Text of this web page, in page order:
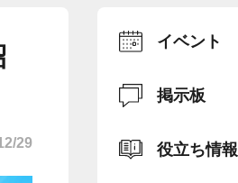
29
イベント
掲示板
役立ち情報